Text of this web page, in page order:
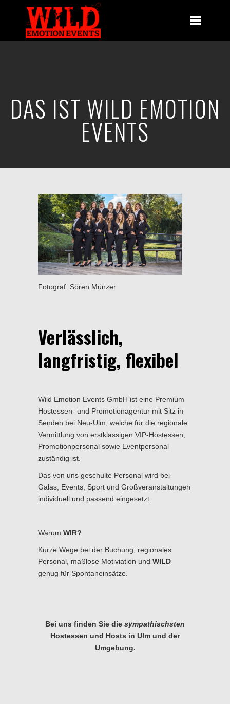
DAS IST WILD EMOTION
EVENTS
Fotograf: Sören Münzer
Verlässlich,
langfristig, flexibel
Wild Emotion Events GmbH ist eine Premium
Hostessen- und Promotionagentur mit Sitz in
Senden bei Neu-Ulm, welche für die regionale
Vermittlung von erstklassigen VIP-Hostessen,
Promotionpersonal sowie Eventpersonal
zuständig ist.
Das von uns geschulte Personal wird bei
Galas, Events, Sport und Großveranstaltungen
individuell und passend eingesetzt.
Warum WIR?
Kurze Wege bei der Buchung, regionales
Personal, maßlose Motiviation und WILD
genug für Spontaneinsätze.
Bei uns finden Sie die sympathischsten
Hostessen und Hosts in Ulm und der
Umgebung.